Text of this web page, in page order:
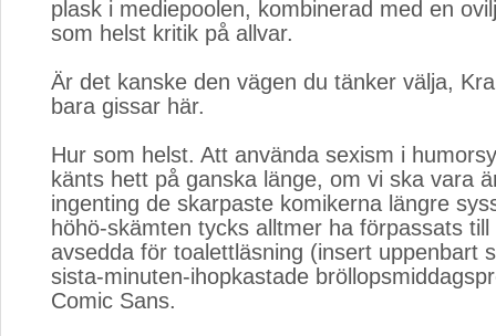
plask i mediepoolen, kombinerad med en
som helst kritik på allvar.
Är det kanske den vägen du tänker välja,
bara gissar här.
Hur som helst. Att använda sexism i
känts hett på ganska länge, om vi ska vara
ingenting de skarpaste komikerna längre
höhö-skämten tycks alltmer ha förpassats till
avsedda för toalettläsning (insert uppenbart
sista-minuten-ihopkastade
Comic Sans.